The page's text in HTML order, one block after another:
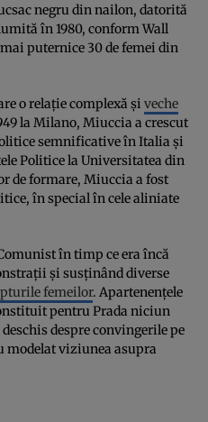
negru din nailon, datorită
în 1980, conform Wall
puternice 30 de femei din
o relație complexă și veche
la Milano, Miuccia a crescut
semnificative în Italia și
Politice la Universitatea din
de formare, Miuccia a fost
în special în cele aliniate
în timp ce era încă
și susținând diverse
femeilor. Apartenențele
pentru Prada niciun
despre convingerile pe
modelat viziunea asupra